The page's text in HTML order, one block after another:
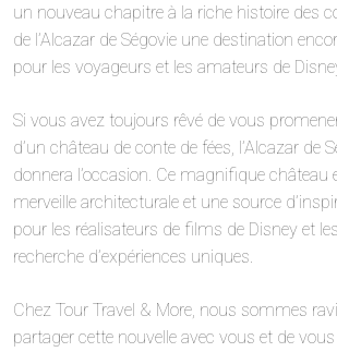
un nouveau chapitre à la riche histoire des
de l’Alcazar de Ségovie une destination
pour les voyageurs et les amateurs de
Si vous avez toujours rêvé de vous
d’un château de conte de fées, l’Alcazar de
donnera l’occasion. Ce magnifique château
merveille architecturale et une source
pour les réalisateurs de films de Disney et
recherche d’expériences uniques.
Chez Tour Travel & More, nous sommes
partager cette nouvelle avec vous et de